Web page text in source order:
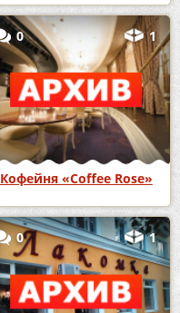
0 1
Кофейня «Coffee Rose»
0 1